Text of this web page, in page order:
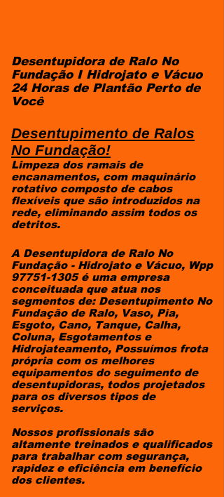
Desentupidora de Ralo No
Fundação I Hidrojato e Vácuo
24 Horas de Plantão Perto de
Você
Desentupimento de Ralos
No Fundação!
Limpeza dos ramais de
encanamentos, com maquinário
rotativo composto de cabos
flexíveis que são introduzidos na
rede, eliminando assim todos os
detritos.
A Desentupidora de Ralo No
Fundação - Hidrojato e Vácuo, Wpp
97751-1305é uma empresa
conceituada que atua nos
segmentos de: Desentupimento No
Fundação de Ralo, Vaso, Pia,
Esgoto, Cano, Tanque, Calha,
Coluna, Esgotamentos e
Hidrojateamento, Possuímos frota
própria com os melhores
equipamentos do seguimento de
desentupidoras, todos projetados
para os diversos tipos de
serviços.
Nossos profissionais são
altamente treinados e qualificados
para trabalhar com segurança,
rapidez e eficiência em benefício
dos clientes.